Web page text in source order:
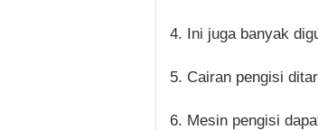
4. Ini juga banyak
5. Cairan pengisi
6. Mesin pengisi